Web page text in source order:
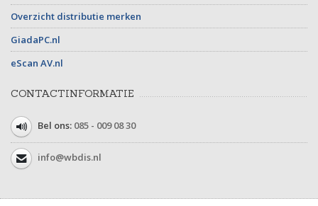
Overzicht distributie merken
GiadaPC.nl
eScan AV.nl
CONTACTINFORMATIE
Bel ons: 085 - 009 08 30
info@wbdis.nl